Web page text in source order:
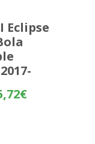
Eclipse
€Rango